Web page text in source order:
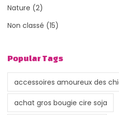
Nature (2)
Non classé (15)
Popular Tags
accessoires amoureux des
achat gros bougie cire soja